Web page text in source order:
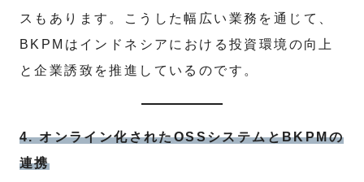
スもあります。こうした幅広い業務を通じて、
BKPMはインドネシアにおける投資環境の向上
と企業誘致を推進しているのです。
4. オンライン化されたOSSシステムとBKPMの
連携